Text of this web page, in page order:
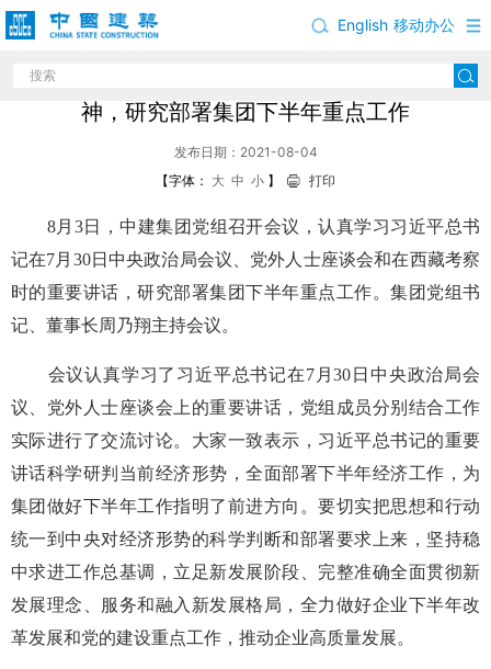
移动办公
English
中建集团党组学习贯彻习近平总书记重要讲话精
神，研究部署集团下半年重点工作
发布日期：2021-08-04
【字体： 大 中 小 】 打印
8月3日，中建集团党组召开会议，认真学习习近平总书
记在7月30日中央政治局会议、党外人士座谈会和在西藏考察
时的重要讲话，研究部署集团下半年重点工作。集团党组书
记、董事长周乃翔主持会议。
会议认真学习了习近平总书记在7月30日中央政治局会
议、党外人士座谈会上的重要讲话，党组成员分别结合工作
实际进行了交流讨论。大家一致表示，习近平总书记的重要
讲话科学研判当前经济形势，全面部署下半年经济工作，为
集团做好下半年工作指明了前进方向。要切实把思想和行动
统一到中央对经济形势的科学判断和部署要求上来，坚持稳
中求进工作总基调，立足新发展阶段、完整准确全面贯彻新
发展理念、服务和融入新发展格局，全力做好企业下半年改
革发展和党的建设重点工作，推动企业高质量发展。